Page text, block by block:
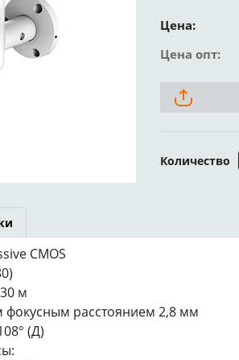
Цена:
Цена опт:
Количество
CMOS
м
расстоянием 2,8 мм
(Д)